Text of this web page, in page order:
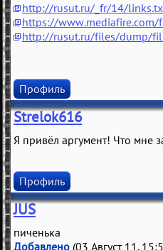
http://rusut.ru/_fr/14/
https://
http://rusut.ru/files/dump/
Профиль
Strelok616
Я привёл аргумент! Что мне
Профиль
JUS
пиченька
Добавлено (03 Август 11,